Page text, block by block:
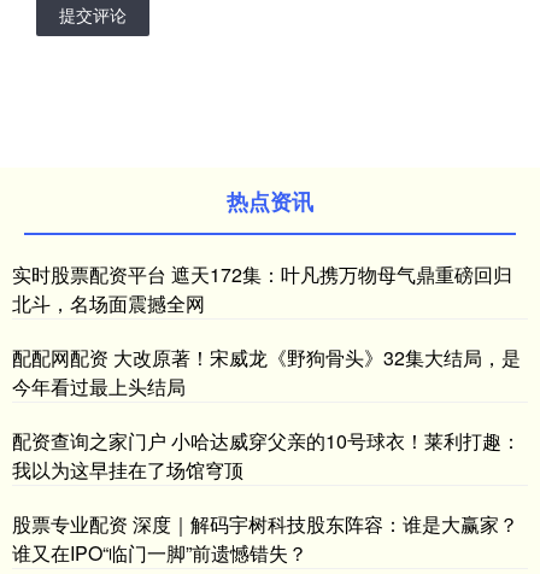
提交评论
热点资讯
实时股票配资平台 遮天172集：叶凡携万物母气鼎重磅回归
北斗，名场面震撼全网
配配网配资 大改原著！宋威龙《野狗骨头》32集大结局，是
今年看过最上头结局
配资查询之家门户 小哈达威穿父亲的10号球衣！莱利打趣：
我以为这早挂在了场馆穹顶
股票专业配资 深度｜解码宇树科技股东阵容：谁是大赢家？
谁又在IPO“临门一脚”前遗憾错失？